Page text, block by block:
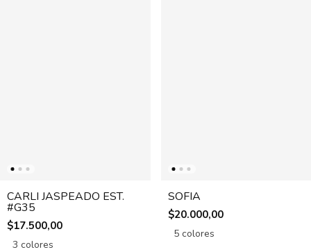
CARLI JASPEADO EST.
#G35
$17.500,00
3 colores
SOFIA
$20.000,00
5 colores